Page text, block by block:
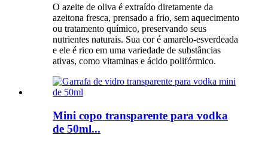
O azeite de oliva é extraído diretamente da
azeitona fresca, prensado a frio, sem aquecimento
ou tratamento químico, preservando seus
nutrientes naturais. Sua cor é amarelo-esverdeada
e ele é rico em uma variedade de substâncias
ativas, como vitaminas e ácido polifórmico.
Mini copo transparente para vodka
de 50ml...